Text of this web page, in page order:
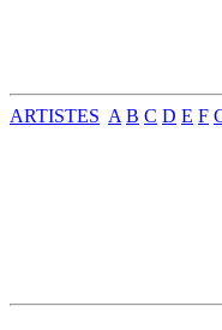
ARTISTES A B C D E F